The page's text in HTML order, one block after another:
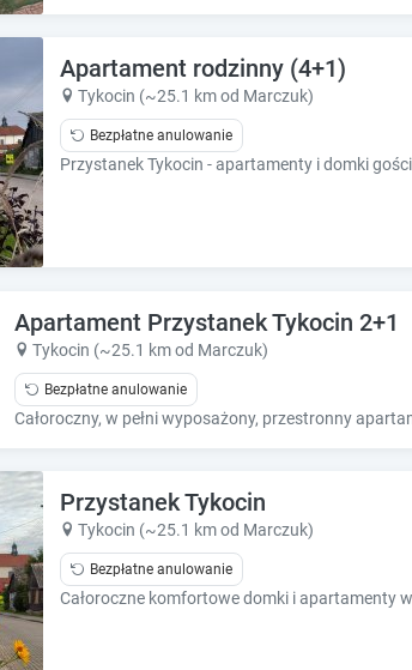
s
e
e
c
e
r
e
h
e
q
u
Apartament rodzinny (4+1)
Tykocin (~25.1 km od Marczuk)
Bezpłatne anulowanie
Apartament Przystanek Tykocin 2+1
Tykocin (~25.1 km od Marczuk)
Bezpłatne anulowanie
Przystanek Tykocin
Tykocin (~25.1 km od Marczuk)
Bezpłatne anulowanie